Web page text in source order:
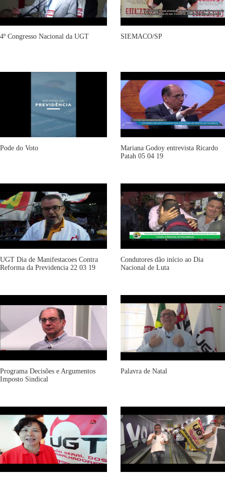
4º Congresso Nacional da UGT SIEMACO/SP
Pode do Voto
Mariana Godoy entrevista Ricardo
Patah 05 04 19
UGT Dia de Manifestacoes Contra
Reforma da Previdencia 22 03 19
Condutores dão início ao Dia
Nacional de Luta
Programa Decisões e Argumentos
Imposto Sindical
Palavra de Natal